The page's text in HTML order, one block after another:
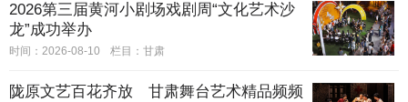
2026第三届黄河小剧场戏剧周“文化艺术沙
龙”成功举办
时间：2026-08-10 栏目： 甘肃
陇原文艺百花齐放 甘肃舞台艺术精品频频